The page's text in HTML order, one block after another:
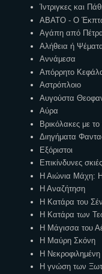
Ίντριγκες και
ΑΒΑΤΟ - Ο
Αγάπη από
Αλήθεια ή
Αννάμεσα
Απόρρητο
Αστρόπλοιο
Αυγούστα
Αύρα
Βρικόλακες με το
Διηγήματα
Εξόριστοι
Επικίνδυνες σκιές
Η Αιώνια Μάχη:
Η Αναζήτηση
Η Κατάρα του
Η Κατάρα των
Η Μάγισσα του
Η Μαύρη Σκόνη
Η Νεκροφιλημένη
Η γνώση των